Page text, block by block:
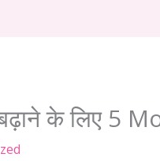
के लिए 5